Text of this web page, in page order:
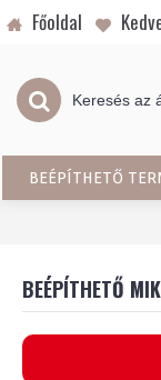
Főoldal
BEÉPÍTHETŐ
BEÉPÍTHETŐ